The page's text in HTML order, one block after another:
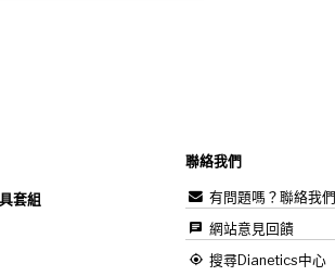
套組
聯絡我們
有問題嗎？聯絡我們
網站意見回饋
搜尋Dianetics中心